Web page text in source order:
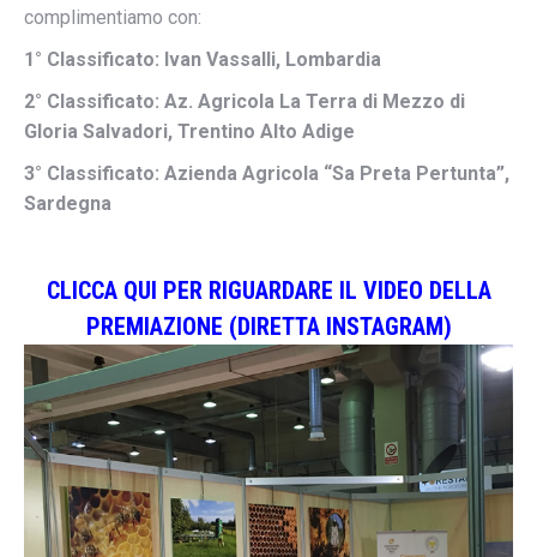
complimentiamo con:
1° Classificato: Ivan Vassalli, Lombardia
2° Classificato: Az. Agricola La Terra di Mezzo di
Gloria Salvadori, Trentino Alto Adige
3° Classificato: Azienda Agricola “Sa Preta Pertunta”,
Sardegna
CLICCA QUI PER RIGUARDARE IL VIDEO DELLA
PREMIAZIONE (DIRETTA INSTAGRAM)